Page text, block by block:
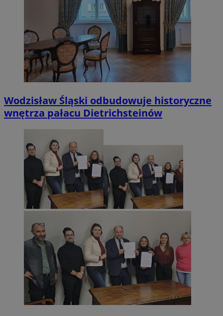
Wodzisław Śląski odbudowuje historyczne
wnętrza pałacu Dietrichsteinów